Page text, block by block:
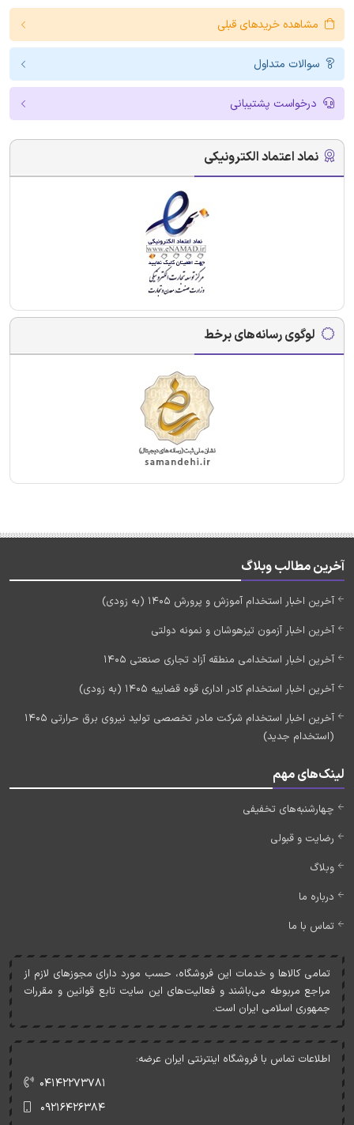
مشاهده خریدهای قبلی
سوالات متداول
درخواست پشتیبانی
نماد اعتماد الکترونیکی
لوگوی رسانه‌های برخط
آخرین مطالب وبلاگ
آخرین اخبار استخدام آموزش و پرورش 1405 (به زودی)
آخرین اخبار آزمون تیزهوشان و نمونه دولتی
آخرین اخبار استخدامی منطقه آزاد تجاری صنعتی 1405
آخرین اخبار استخدام کادر اداری قوه قضاییه 1405 (به زودی)
آخرین اخبار استخدام شرکت مادر تخصصی تولید نیروی برق حرارتی 1405
(استخدام جدید)
لینک‌های مهم
چهارشنبه‌های تخفیفی
رضایت و قبولی
وبلاگ
درباره ما
تماس با ما
تمامی کالاها و خدمات اين فروشگاه، حسب مورد دارای مجوزهای لازم از
مراجع مربوطه می‌باشند و فعاليت‌های اين سايت تابع قوانين و مقررات
جمهوری اسلامی ايران است.
اطلاعات تماس با فروشگاه اینترنتی ایران عرضه:
۰۴۱۴۲۲۷۳۷۸۱
۰۹۲۱۶۴۲۶۳۸۴